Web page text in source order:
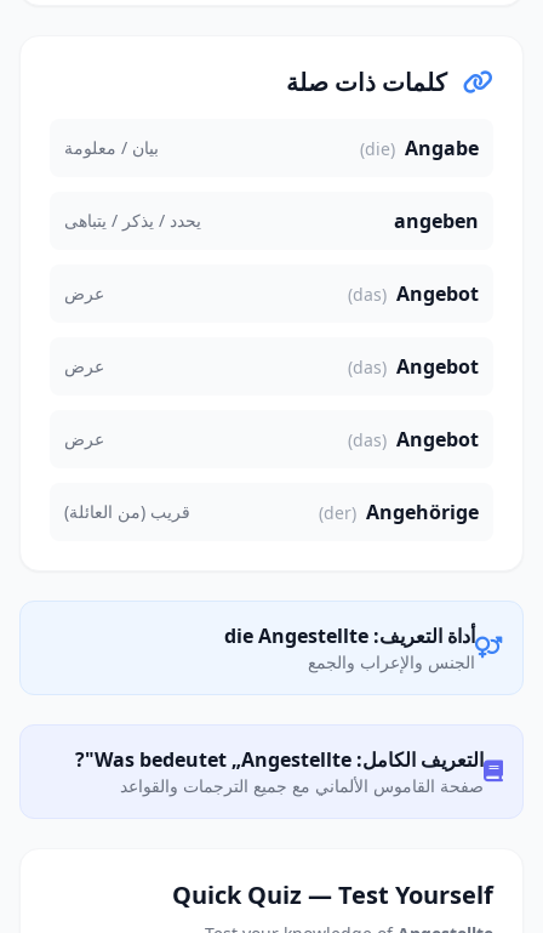
كلمات ذات صلة
Angabe
(die) بيان / معلومة
angeben يحدد / يذكر / يتباهى
Angebot
(das) عرض
Angebot
(das) عرض
Angebot
(das) عرض
Angehörige
(der) قريب (من العائلة)
أداة التعريف: die Angestellte
الجنس والإعراب والجمع
التعريف الكامل: Was bedeutet „Angestellte"?
صفحة القاموس الألماني مع جميع الترجمات والقواعد
Quick Quiz — Test Yourself